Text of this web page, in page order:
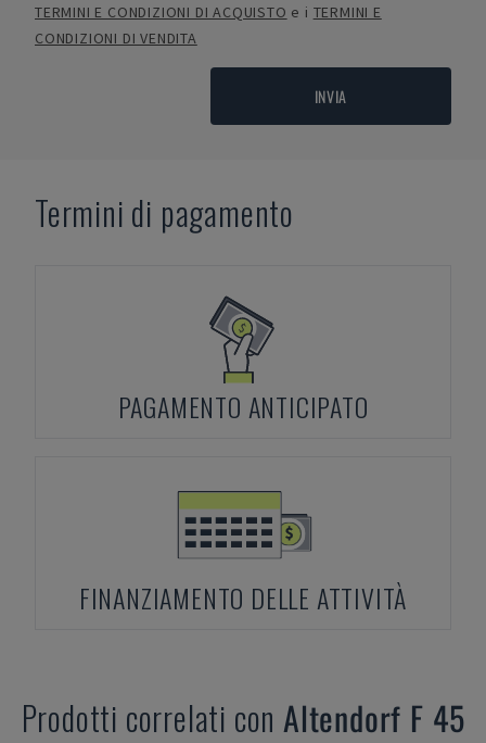
TERMINI E CONDIZIONI DI ACQUISTO e i TERMINI E
CONDIZIONI DI VENDITA
INVIA
Termini di pagamento
PAGAMENTO ANTICIPATO
FINANZIAMENTO DELLE ATTIVITÀ
Prodotti correlati conAltendorf F 45